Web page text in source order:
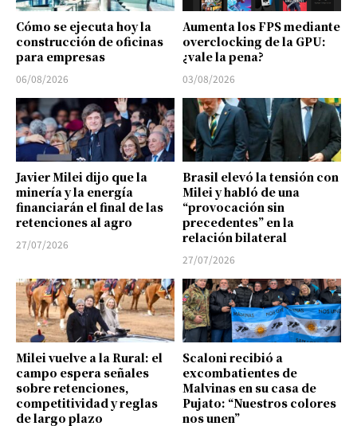
Cómo se ejecuta hoy la
construcción de oficinas
para empresas
06/08/2026
Aumenta los FPS mediante
overclocking de la GPU:
¿vale la pena?
03/08/2026
Javier Milei dijo que la
minería y la energía
financiarán el final de las
retenciones al agro
27/07/2026
Brasil elevó la tensión con
Milei y habló de una
“provocación sin
precedentes” en la
relación bilateral
27/07/2026
Milei vuelve a la Rural: el
campo espera señales
sobre retenciones,
competitividad y reglas
de largo plazo
Scaloni recibió a
excombatientes de
Malvinas en su casa de
Pujato: “Nuestros colores
nos unen”